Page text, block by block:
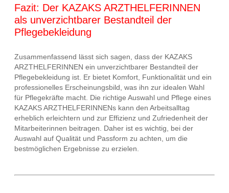
Fazit: Der KAZAKS ARZTHELFERINNEN
als unverzichtbarer Bestandteil der
Pflegebekleidung
Zusammenfassend lässt sich sagen, dass der KAZAKS
ARZTHELFERINNEN ein unverzichtbarer Bestandteil der
Pflegebekleidung ist. Er bietet Komfort, Funktionalität und ein
professionelles Erscheinungsbild, was ihn zur idealen Wahl
für Pflegekräfte macht. Die richtige Auswahl und Pflege eines
KAZAKS ARZTHELFERINNENs kann den Arbeitsalltag
erheblich erleichtern und zur Effizienz und Zufriedenheit der
Mitarbeiterinnen beitragen. Daher ist es wichtig, bei der
Auswahl auf Qualität und Passform zu achten, um die
bestmöglichen Ergebnisse zu erzielen.